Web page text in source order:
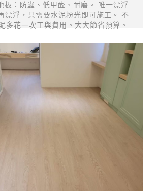
板：防蟲、低甲醛、耐磨。 唯一漂浮
漂浮，只需要水泥粉光即可施工。 不
多花一次工與費用。大大節省預算。